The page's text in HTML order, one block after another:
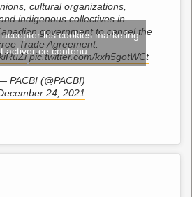
cultural organizations,
indigenous collectives in
government to cancel the
Trade Agreement.
pic.twitter.com/kxh5gotWCt
PACBI (@PACBI)
24, 2021
les cookies marketing
activer ce contenu